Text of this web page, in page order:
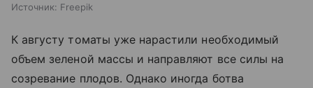
Источник: Freepik
К августу томаты уже нарастили необходимый
объем зеленой массы и направляют все силы на
созревание плодов. Однако иногда ботва